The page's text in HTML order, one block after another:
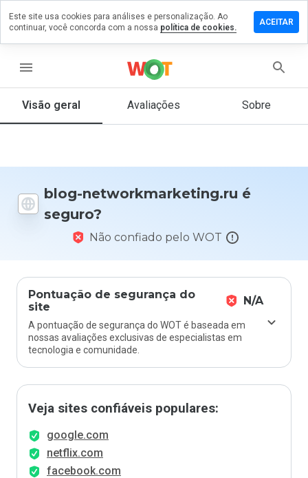
menu
Visão geral Avaliações Sobre
blog-networkmarketing.ru é
seguro?
Não confiado pelo WOT
Pontuação de segurança do
site
N/A
A pontuação de segurança do WOT é baseada em
nossas avaliações exclusivas de especialistas em
tecnologia e comunidade.
Veja sites confiáveis populares:
google.com
netflix.com
facebook.com
em
que
daria
Este site usa cookies para análises e personalização. Ao
continuar, você concorda com a nossa política de cookies.
ACEITAR